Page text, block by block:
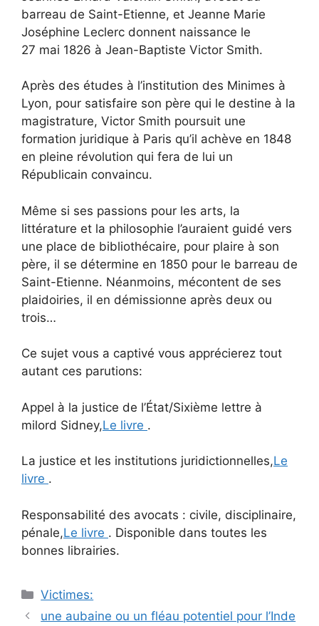
barreau de Saint-Etienne, et Jeanne Marie
Joséphine Leclerc donnent naissance le
27 mai 1826 à Jean-Baptiste Victor Smith.
Après des études à l’institution des Minimes à
Lyon, pour satisfaire son père qui le destine à la
magistrature, Victor Smith poursuit une
formation juridique à Paris qu’il achève en 1848
en pleine révolution qui fera de lui un
Républicain convaincu.
Même si ses passions pour les arts, la
littérature et la philosophie l’auraient guidé vers
une place de bibliothécaire, pour plaire à son
père, il se détermine en 1850 pour le barreau de
Saint-Etienne. Néanmoins, mécontent de ses
plaidoiries, il en démissionne après deux ou
trois…
Ce sujet vous a captivé vous apprécierez tout
autant ces parutions:
Appel à la justice de l’État/Sixième lettre à
milord Sidney,Le livre .
La justice et les institutions juridictionnelles,Le
livre .
Responsabilité des avocats : civile, disciplinaire,
pénale,Le livre . Disponible dans toutes les
bonnes librairies.
Catégories
Victimes:
Navigation
une aubaine ou un fléau potentiel pour l’Inde